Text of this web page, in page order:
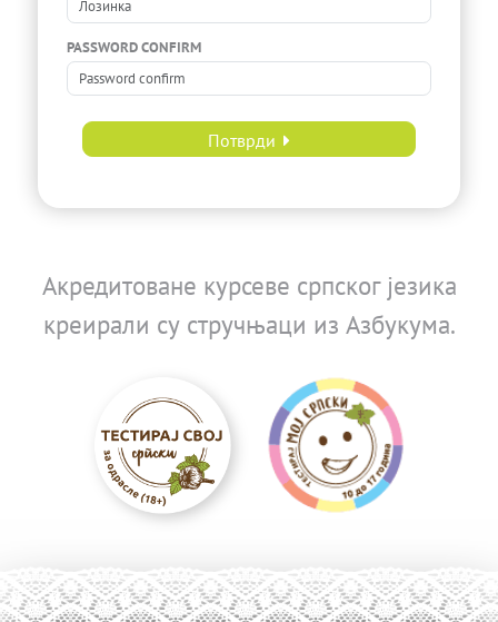
PASSWORD CONFIRM
Потврди
Акредитоване курсеве српског језика
креирали су стручњаци из Азбукума.